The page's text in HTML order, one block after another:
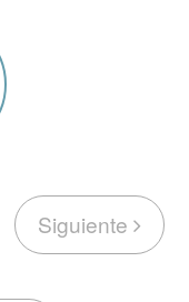
Siguiente